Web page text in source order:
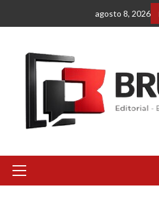
agosto 8, 2026
primario